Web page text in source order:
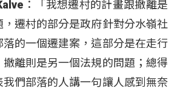
：「我想遷村的計畫跟撤離是
遷村的部分是政府針對分水嶺社
的一個遷建案，這部分是在走行
離則是另一個法規的問題；總得
們部落的人講一句讓人感到無奈